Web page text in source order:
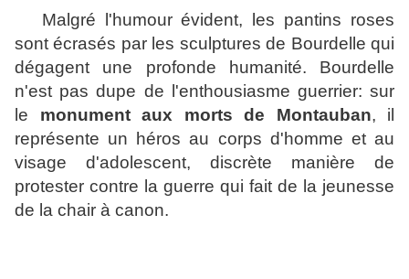
Malgré l'humour évident, les pantins roses
sont écrasés par les sculptures de Bourdelle qui
dégagent une profonde humanité. Bourdelle
n'est pas dupe de l'enthousiasme guerrier: sur
le monument aux morts de Montauban, il
représente un héros au corps d'homme et au
visage d'adolescent, discrète manière de
protester contre la guerre qui fait de la jeunesse
de la chair à canon.